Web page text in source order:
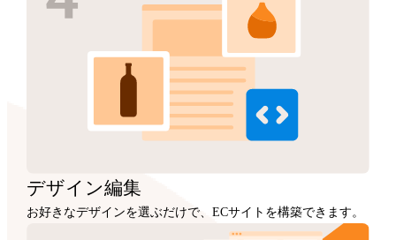
デザイン編集
お好きなデザインを選ぶだけで、ECサイトを構築できます。